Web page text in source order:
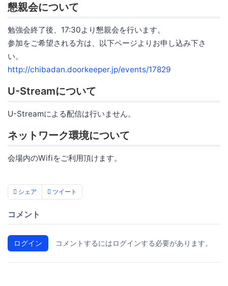
懇親会について
勉強会終了後、17:30より懇親会を行います。
参加をご希望される方は、以下ページよりお申し込み下さ
い。
http://chibadan.doorkeeper.jp/events/17829
U-Streamについて
U-Streamによる配信は行いません。
ネットワーク環境について
会場内のWifiをご利用頂けます。
シェア ツイート
コメント
ログイン コメントするにはログインする必要があります。